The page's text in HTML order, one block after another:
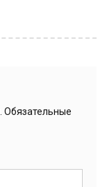
Обязательные